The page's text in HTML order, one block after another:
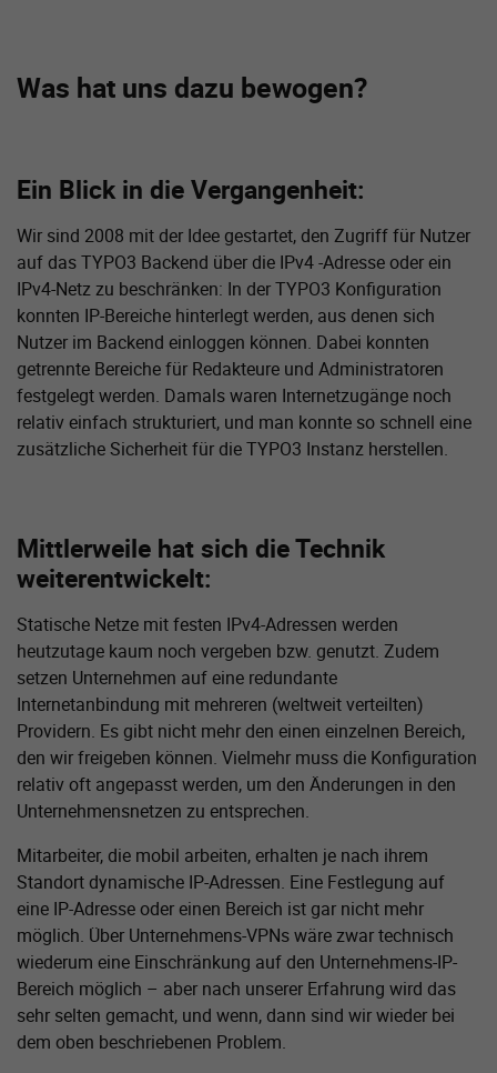
Was hat uns dazu bewogen?
Ein Blick in die Vergangenheit:
Wir sind 2008 mit der Idee gestartet, den Zugriff für Nutzer
auf das TYPO3 Backend über die IPv4 -Adresse oder ein
IPv4-Netz zu beschränken: In der TYPO3 Konfiguration
konnten IP-Bereiche hinterlegt werden, aus denen sich
Nutzer im Backend einloggen können. Dabei konnten
getrennte Bereiche für Redakteure und Administratoren
festgelegt werden. Damals waren Internetzugänge noch
relativ einfach strukturiert, und man konnte so schnell eine
zusätzliche Sicherheit für die TYPO3 Instanz herstellen.
Mittlerweile hat sich die Technik
weiterentwickelt:
Statische Netze mit festen IPv4-Adressen werden
heutzutage kaum noch vergeben bzw. genutzt. Zudem
setzen Unternehmen auf eine redundante
Internetanbindung mit mehreren (weltweit verteilten)
Providern. Es gibt nicht mehr den einen einzelnen Bereich,
den wir freigeben können. Vielmehr muss die Konfiguration
relativ oft angepasst werden, um den Änderungen in den
Unternehmensnetzen zu entsprechen.
Mitarbeiter, die mobil arbeiten, erhalten je nach ihrem
Standort dynamische IP-Adressen. Eine Festlegung auf
eine IP-Adresse oder einen Bereich ist gar nicht mehr
möglich. Über Unternehmens-VPNs wäre zwar technisch
wiederum eine Einschränkung auf den Unternehmens-IP-
Bereich möglich – aber nach unserer Erfahrung wird das
sehr selten gemacht, und wenn, dann sind wir wieder bei
dem oben beschriebenen Problem.